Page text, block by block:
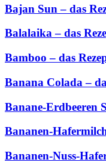
Bajan Sun – das
Balalaika – das
Bamboo – das
Banana Colada –
Banane-Erdbeeren
Bananen-
Bananen-Nuss-